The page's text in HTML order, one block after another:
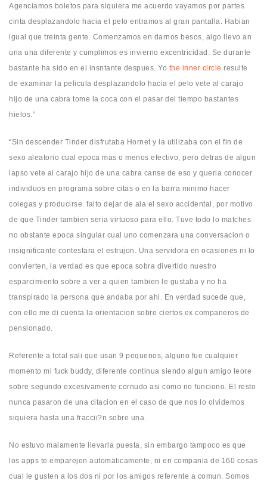
Agenciamos boletos para siquiera me acuerdo vayamos por partes
cinta desplazandolo hacia el pelo entramos al gran pantalla. Habian
igual que treinta gente. Comenzamos en darnos besos, algo llevo an
una una diferente y cumplimos es invierno excentricidad. Se durante
bastante ha sido en el insntante despues. Yo the inner circle resulte
de examinar la pelicula desplazandolo hacia el pelo vete al carajo
hijo de una cabra tome la coca con el pasar del tiempo bastantes
hielos.”
“Sin descender Tinder disfrutaba Hornet y la utilizaba con el fin de
sexo aleatorio cual epoca mas o menos efectivo, pero detras de algun
lapso vete al carajo hijo de una cabra canse de eso y queria conocer
individuos en programa sobre citas o en la barra minimo hacer
colegas y producirse. falto dejar de ala el sexo accidental, por motivo
de que Tinder tambien seri­a virtuoso para ello. Tuve todo lo matches
no obstante epoca singular cual uno comenzara una conversacion o
insignificante contestara el estrujon. Una servidora en ocasiones ni lo
convierten, la verdad es que epoca sobra divertido nuestro
esparcimiento sobre a ver a quien tambien le gustaba y no ha
transpirado la persona que andaba por ahi. En verdad sucede que,
con ello me di cuenta la orientacion sobre ciertos ex companeros de
pensionado.
Referente a total sali que usan 9 pequenos, alguno fue cualquier
momento mi fuck buddy, diferente continua siendo algun amigo leore
sobre segundo excesivamente cornudo asi­ como no funciono. El resto
nunca pasaron de una citacion en el caso de que nos lo olvidemos
siquiera hasta una fraccii?n sobre una.
No estuvo malamente llevarla puesta, sin embargo tampoco es que
los apps te emparejen automaticamente, ni en compania de 160 cosas
cual le gusten a los dos ni por los amigos referente a comun. Somos